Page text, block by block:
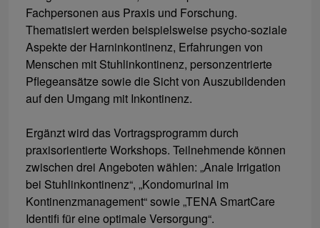
Fachpersonen aus Praxis und Forschung.
Thematisiert werden beispielsweise psycho-soziale
Aspekte der Harninkontinenz, Erfahrungen von
Menschen mit Stuhlinkontinenz, personzentrierte
Pflegeansätze sowie die Sicht von Auszubildenden
auf den Umgang mit Inkontinenz.
Ergänzt wird das Vortragsprogramm durch
praxisorientierte Workshops. Teilnehmende können
zwischen drei Angeboten wählen: „Anale Irrigation
bei Stuhlinkontinenz“, „Kondomurinal im
Kontinenzmanagement“ sowie „TENA SmartCare
Identifi für eine optimale Versorgung“.